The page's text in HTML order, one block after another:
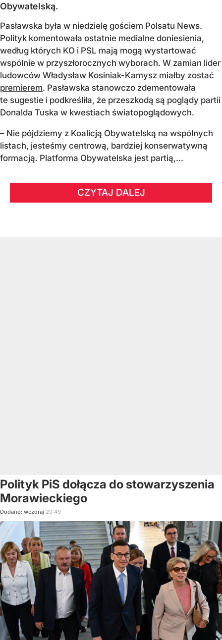
Obywatelską.
Pasławska była w niedzielę gościem Polsatu News.
Polityk komentowała ostatnie medialne doniesienia,
według których KO i PSL mają mogą wystartować
wspólnie w przyszłorocznych wyborach. W zamian lider
ludowców Władysław Kosiniak-Kamysz miałby zostać
premierem. Pasławska stanowczo zdementowała
te sugestie i podkreśliła, że przeszkodą są poglądy partii
Donalda Tuska w kwestiach światopoglądowych.
– Nie pójdziemy z Koalicją Obywatelską na wspólnych
listach, jesteśmy centrową, bardziej konserwatywną
formacją. Platforma Obywatelska jest partią,...
CZYTAJ DALEJ
Polityk PiS dołącza do stowarzyszenia
Morawieckiego
Dodano: wczoraj 20:49